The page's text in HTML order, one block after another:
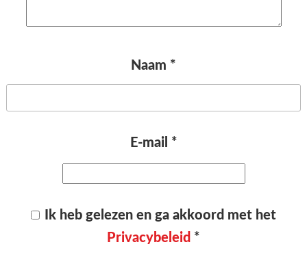
Naam *
E-mail *
Ik heb gelezen en ga akkoord met het
Privacybeleid *